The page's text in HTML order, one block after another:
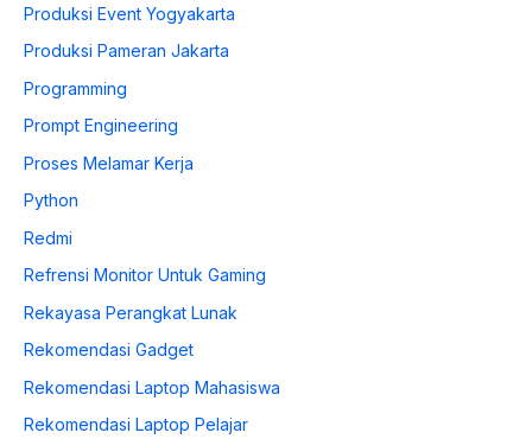
Produksi Event Yogyakarta
Produksi Pameran Jakarta
Programming
Prompt Engineering
Proses Melamar Kerja
Python
Redmi
Refrensi Monitor Untuk Gaming
Rekayasa Perangkat Lunak
Rekomendasi Gadget
Rekomendasi Laptop Mahasiswa
Rekomendasi Laptop Pelajar